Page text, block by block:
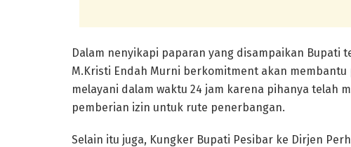
Dalam nenyikapi paparan yang disampaikan Bupati
M.Kristi Endah Murni berkomitment akan
melayani dalam waktu 24 jam karena pihanya telah
pemberian izin untuk rute penerbangan.
Selain itu juga, Kungker Bupati Pesibar ke Dirjen